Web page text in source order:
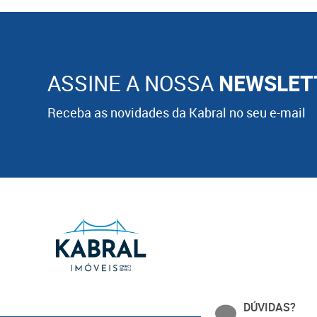
ASSINE A NOSSA
Receba as novidades da Kabral no seu e-mail
DÚVIDAS?